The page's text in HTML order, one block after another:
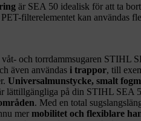
är SEA 50 idealisk för att ta
filterelementet kan användas
och torrdammsugaren STIHL
även användas i trappor, till
Universalmunstycke, smalt
lättillgängliga på din STIHL SEA
. Med en total
mer mobilitet och flexiblare